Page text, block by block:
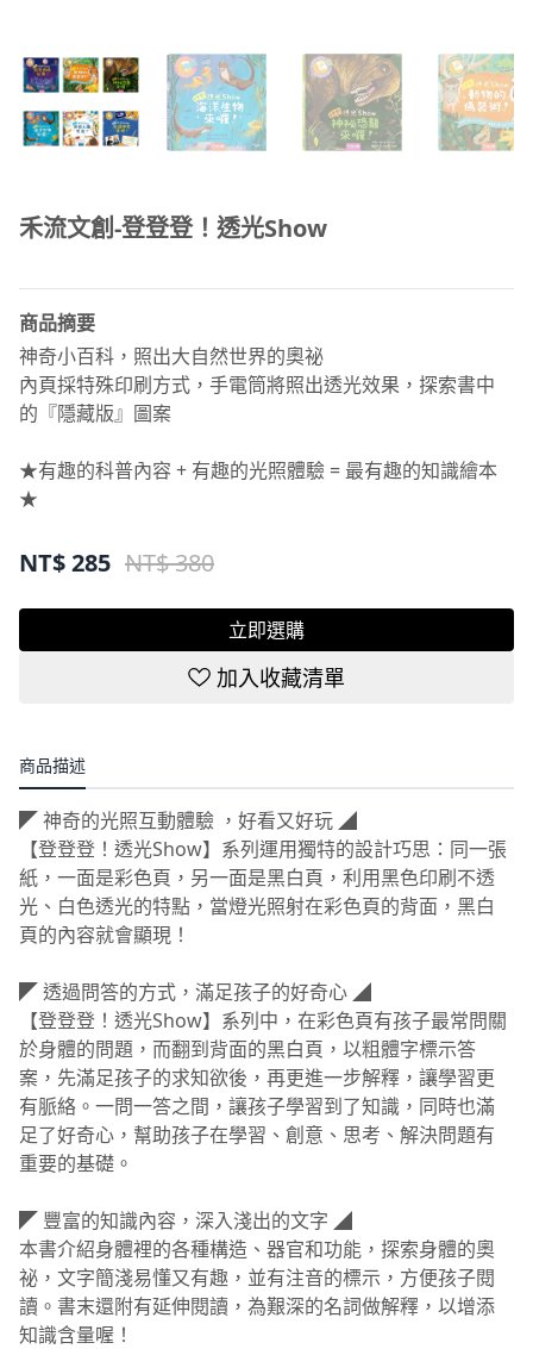
禾流文創-登登登！透光Show
商品摘要
神奇小百科，照出大自然世界的奧祕
內頁採特殊印刷方式，手電筒將照出透光效果，探索書中
的『隱藏版』圖案
★有趣的科普內容 + 有趣的光照體驗 = 最有趣的知識繪本
★
NT$285 NT$ 380
立即選購
加入收藏清單
商品描述
◤ 神奇的光照互動體驗 ，好看又好玩 ◢
【登登登！透光Show】系列運用獨特的設計巧思：同一張
紙，一面是彩色頁，另一面是黑白頁，利用黑色印刷不透
光、白色透光的特點，當燈光照射在彩色頁的背面，黑白
頁的內容就會顯現！
◤ 透過問答的方式，滿足孩子的好奇心 ◢
【登登登！透光Show】系列中，在彩色頁有孩子最常問關
於身體的問題，而翻到背面的黑白頁，以粗體字標示答
案，先滿足孩子的求知欲後，再更進一步解釋，讓學習更
有脈絡。一問一答之間，讓孩子學習到了知識，同時也滿
足了好奇心，幫助孩子在學習、創意、思考、解決問題有
重要的基礎。
◤ 豐富的知識內容，深入淺出的文字 ◢
本書介紹身體裡的各種構造、器官和功能，探索身體的奧
祕，文字簡淺易懂又有趣，並有注音的標示，方便孩子閱
讀。書末還附有延伸閱讀，為艱深的名詞做解釋，以增添
知識含量喔！